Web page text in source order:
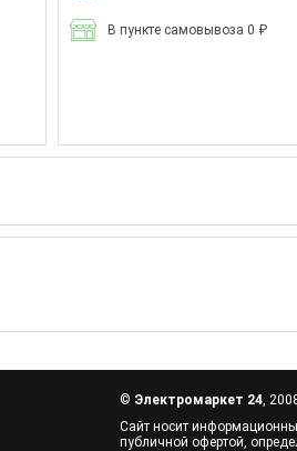
В пункте самовывоза 0 ₽
© Электромаркет 24,
Сайт носит
публичной офертой,